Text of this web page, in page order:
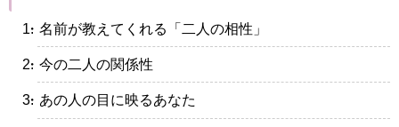
・名前が教えてくれる「二人の相性」
・今の二人の関係性
・あの人の目に映るあなた